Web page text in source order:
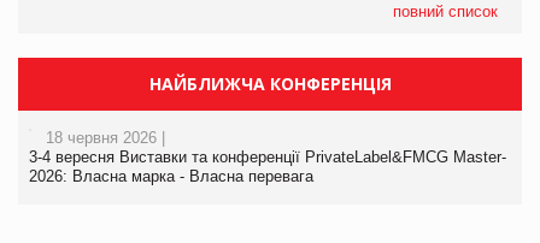
повний список
НАЙБЛИЖЧА КОНФЕРЕНЦІЯ
18 червня 2026 |
3-4 вересня Виставки та конференції PrivateLabel&FMCG Master-
2026: Власна марка - Власна перевага